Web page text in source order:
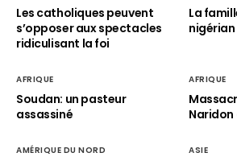
Les catholiques peuvent
s’opposer aux spectacles
ridiculisant la foi
La
AFRIQUE
Soudan: un pasteur
assassiné
AFRIQUE
Naridon
AMÉRIQUE DU NORD ASIE